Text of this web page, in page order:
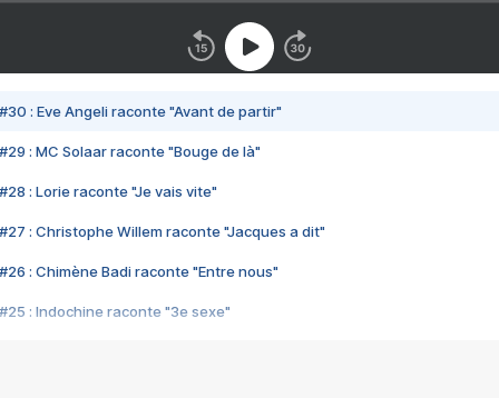
#30 : Eve Angeli raconte "Avant de partir"
#29 : MC Solaar raconte "Bouge de là"
#28 : Lorie raconte "Je vais vite"
#27 : Christophe Willem raconte "Jacques a dit"
#26 : Chimène Badi raconte "Entre nous"
#25 : Indochine raconte "3e sexe"